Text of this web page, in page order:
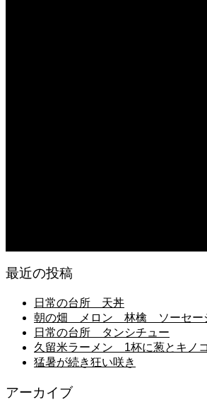
最近の投稿
日常の台所 天丼
朝の畑 メロン 林檎 ソーセー
日常の台所 タンシチュー
久留米ラーメン 1杯に葱とキノ
猛暑が続き狂い咲き
アーカイブ